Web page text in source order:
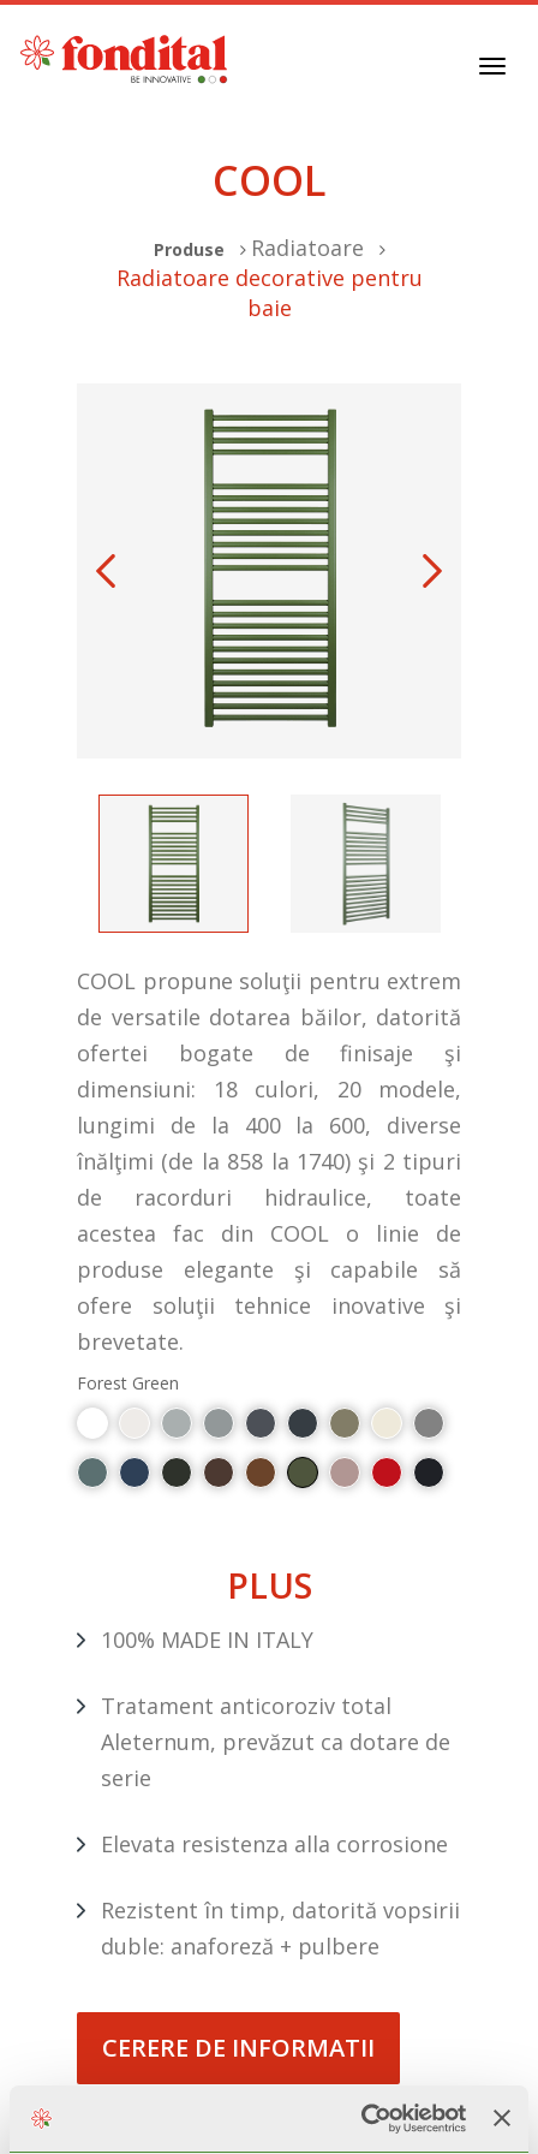
COOL
Produse
Radiatoare
Radiatoare decorative pentru
baie
COOL propune soluţii pentru extrem
de versatile dotarea băilor, datorită
ofertei bogate de finisaje şi
dimensiuni: 18 culori, 20 modele,
lungimi de la 400 la 600, diverse
înălţimi (de la 858 la 1740) şi 2 tipuri
de racorduri hidraulice, toate
acestea fac din COOL o linie de
produse elegante şi capabile să
ofere soluţii tehnice inovative şi
brevetate.
Forest Green
PLUS
100% MADE IN ITALY
Tratament anticoroziv total
Aleternum, prevăzut ca dotare de
serie
Elevata resistenza alla corrosione
Rezistent în timp, datorită vopsirii
duble: anaforeză + pulbere
CERERE DE INFORMATII